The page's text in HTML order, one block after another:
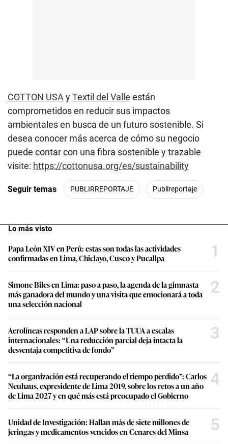
COTTON USA yTextil del Valle están
comprometidos en reducir sus impactos
ambientales en busca de un futuro sostenible. Si
desea conocer más acerca de cómo su negocio
puede contar con una fibra sostenible y trazable
visite: https://cottonusa.org/es/sustainability
Seguir temas PUBLIRREPORTAJE Publireportaje
Lo más visto
Papa León XIV en Perú: estas son todas las actividades
confirmadas en Lima, Chiclayo, Cusco y Pucallpa
1
Simone Biles en Lima: paso a paso, la agenda de la gimnasta
más ganadora del mundo y una visita que emocionará a toda
una selección nacional
2
Aerolíneas responden a LAP sobre la TUUA a escalas
internacionales: “Una reducción parcial deja intacta la
desventaja competitiva de fondo”
3
“La organización está recuperando el tiempo perdido”: Carlos
Neuhaus, expresidente de Lima 2019, sobre los retos a un año
de Lima 2027 y en qué más está preocupado el Gobierno
4
Unidad de Investigación: Hallan más de siete millones de
jeringas y medicamentos vencidos en Cenares del Minsa
5